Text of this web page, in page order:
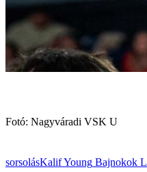
Fotó: Nagyváradi VSK U
sorsolásKalif Young Bajnokok